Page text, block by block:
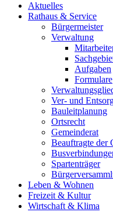
Aktuelles
Rathaus & Service
Bürgermeister
Verwaltung
Aufgaben
Formulare
Ver- und
Bauleitplanung
Ortsrecht
Gemeinderat
Beauftragte der
Spartenträger
Leben & Wohnen
Freizeit & Kultur
Wirtschaft & Klima